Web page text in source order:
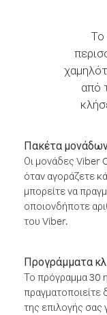
Το
από
Πακέτα
Οι μονάδες Viber
όταν αγοράζετε
μπορείτε να
οποιονδήποτε
του Viber.
Προγράμματα
Το πρόγραμμα 30
πραγματοποιείτε
της επιλογής σας